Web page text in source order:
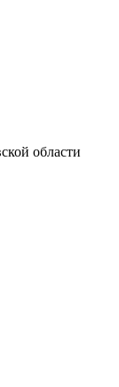
области